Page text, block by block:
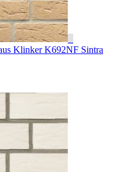
Klinker K692NF Sintra